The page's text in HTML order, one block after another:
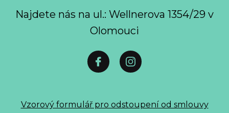
Najdete nás na ul.: Wellnerova 1354/29 v
Olomouci
Vzorový formulář pro odstoupení od smlouvy